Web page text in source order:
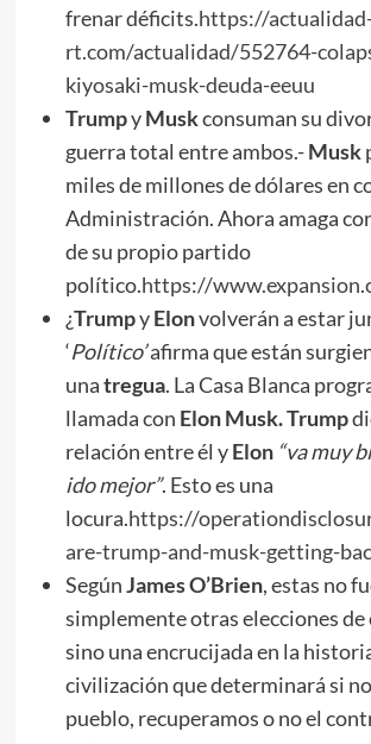
frenar déficits.https://
rt.com/actualidad/552764-
kiyosaki-musk-deuda-eeuu
TrumpyMuskconsuman su
guerra total entre ambos.-Musk
miles de millones de dólares en
Administración. Ahora amaga
de su propio partido
político.https://
¿TrumpyElonvolverán a estar
‘Político’afirma que están
unatregua. La Casa Blanca
llamada con Elon Musk. Trump
relación entre él yElon “va muy
ido mejor”. Esto es una
locura.https://
are-trump-and-musk-getting-
SegúnJames O’Brien, estas no
simplemente otras elecciones de
sino una encrucijada en la
civilización que determinará si
pueblo, recuperamos o no el